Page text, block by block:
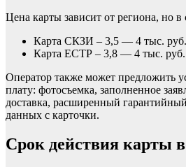
Цена карты зависит от региона, но в
Карта СКЗИ – 3,5 — 4 тыс. руб.
Карта ЕСТР – 3,8 — 4 тыс. руб.
Оператор также может предложить
плату: фотосъемка, заполненное
доставка, расширенный
данных с карточки.
Срок действия карты